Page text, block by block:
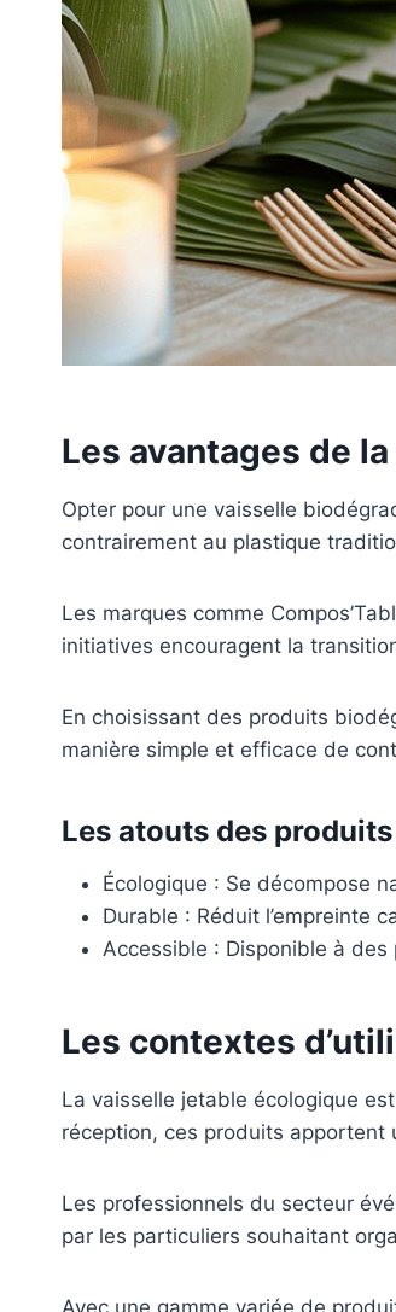
Les avantages de
Opter pour une vaisselle
contrairement au plastique
Les marques comme
initiatives encouragent la
En choisissant des produits
manière simple et efficace de
Les atouts des
Écologique : Se décompose
Durable : Réduit l’empreinte
Accessible : Disponible à des
Les contextes
La vaisselle jetable écologique
réception, ces produits
Les professionnels du secteur
par les particuliers souhaitant